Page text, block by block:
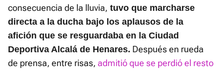
consecuencia de la lluvia, tuvo que marcharse
directa a la ducha bajo los aplausos de la
afición que se resguardaba en la Ciudad
Deportiva Alcalá de Henares. Después en rueda
de prensa, entre risas, admitió que se perdió el resto